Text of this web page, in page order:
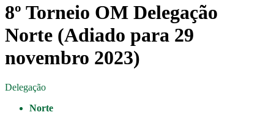
8º Torneio OM Delegação
Norte (Adiado para 29
novembro 2023)
Delegação
Norte